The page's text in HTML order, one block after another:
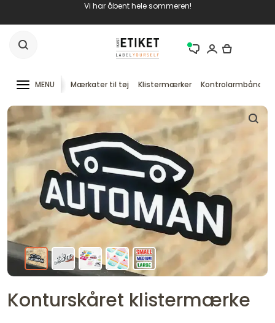
Vi har åbent hele sommeren!
MENU Mærkater til tøj Klistermærker Kontrolarmbånd
Konturskåret klistermærke